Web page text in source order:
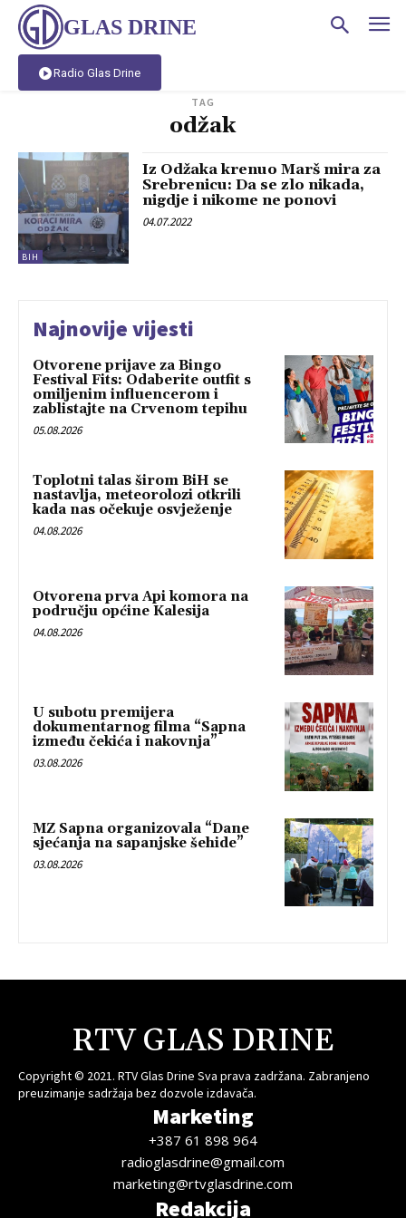
GLAS DRINE
Radio Glas Drine
TAG
odžak
BIH
Iz Odžaka krenuo Marš mira za
Srebrenicu: Da se zlo nikada,
nigdje i nikome ne ponovi
04.07.2022
Najnovije vijesti
Otvorene prijave za Bingo
Festival Fits: Odaberite outfit s
omiljenim influencerom i
zablistajte na Crvenom tepihu
05.08.2026
Toplotni talas širom BiH se
nastavlja, meteorolozi otkrili
kada nas očekuje osvježenje
04.08.2026
Otvorena prva Api komora na
području općine Kalesija
04.08.2026
U subotu premijera
dokumentarnog filma “Sapna
između čekića i nakovnja”
03.08.2026
MZ Sapna organizovala “Dane
sjećanja na sapanjske šehide”
03.08.2026
RTV GLAS DRINE
Copyright © 2021. RTV Glas Drine Sva prava zadržana. Zabranjeno
preuzimanje sadržaja bez dozvole izdavača.
Marketing
+387 61 898 964
radioglasdrine@gmail.com
marketing@rtvglasdrine.com
Redakcija